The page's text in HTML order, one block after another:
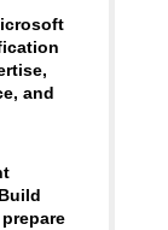
and